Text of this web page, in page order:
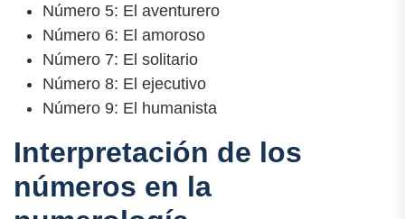
Número 5: El aventurero
Número 6: El amoroso
Número 7: El solitario
Número 8: El ejecutivo
Número 9: El humanista
Interpretación de los
números en la